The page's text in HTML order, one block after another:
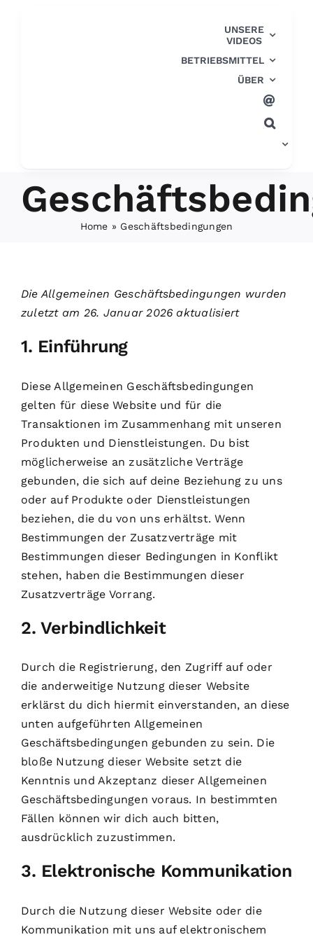
UNSERE
VIDEOS
BETRIEBSMITTEL
ÜBER
Home » Geschäftsbedingungen
Die Allgemeinen Geschäftsbedingungen wurden
zuletzt am 26. Januar 2026 aktualisiert
1. Einführung
Diese Allgemeinen Geschäftsbedingungen
gelten für diese Website und für die
Transaktionen im Zusammenhang mit unseren
Produkten und Dienstleistungen. Du bist
möglicherweise an zusätzliche Verträge
gebunden, die sich auf deine Beziehung zu uns
oder auf Produkte oder Dienstleistungen
beziehen, die du von uns erhältst. Wenn
Bestimmungen der Zusatzverträge mit
Bestimmungen dieser Bedingungen in Konflikt
stehen, haben die Bestimmungen dieser
Zusatzverträge Vorrang.
2. Verbindlichkeit
Durch die Registrierung, den Zugriff auf oder
die anderweitige Nutzung dieser Website
erklärst du dich hiermit einverstanden, an diese
unten aufgeführten Allgemeinen
Geschäftsbedingungen gebunden zu sein. Die
bloße Nutzung dieser Website setzt die
Kenntnis und Akzeptanz dieser Allgemeinen
Geschäftsbedingungen voraus. In bestimmten
Fällen können wir dich auch bitten,
ausdrücklich zuzustimmen.
3. Elektronische Kommunikation
Durch die Nutzung dieser Website oder die
Kommunikation mit uns auf elektronischem